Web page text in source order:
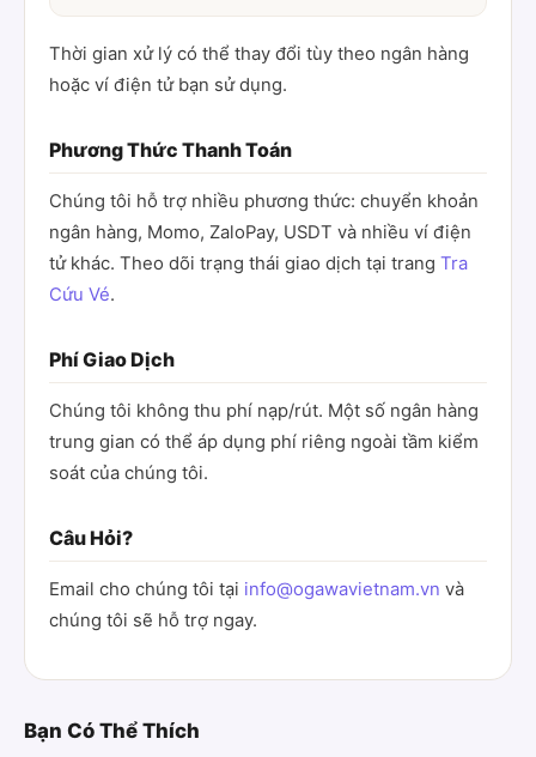
Thời gian xử lý có thể thay đổi tùy theo ngân hàng
hoặc ví điện tử bạn sử dụng.
Phương Thức Thanh Toán
Chúng tôi hỗ trợ nhiều phương thức: chuyển khoản
ngân hàng, Momo, ZaloPay, USDT và nhiều ví điện
tử khác. Theo dõi trạng thái giao dịch tại trang Tra
Cứu Vé.
Phí Giao Dịch
Chúng tôi không thu phí nạp/rút. Một số ngân hàng
trung gian có thể áp dụng phí riêng ngoài tầm kiểm
soát của chúng tôi.
Câu Hỏi?
Email cho chúng tôi tại info@ogawavietnam.vn và
chúng tôi sẽ hỗ trợ ngay.
Bạn Có Thể Thích